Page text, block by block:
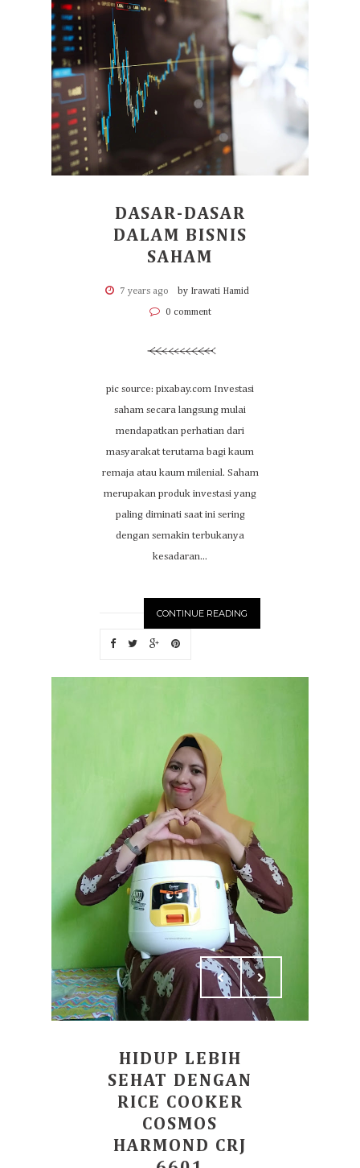
DASAR-DASAR
DALAM BISNIS
SAHAM
7 years ago by Irawati Hamid
0 comment
pic source: pixabay.com Investasi
saham secara langsung mulai
mendapatkan perhatian dari
masyarakat terutama bagi kaum
remaja atau kaum milenial. Saham
merupakan produk investasi yang
paling diminati saat ini sering
dengan semakin terbukanya
kesadaran...
CONTINUE READING
HIDUP LEBIH
SEHAT DENGAN
RICE COOKER
COSMOS
HARMOND CRJ